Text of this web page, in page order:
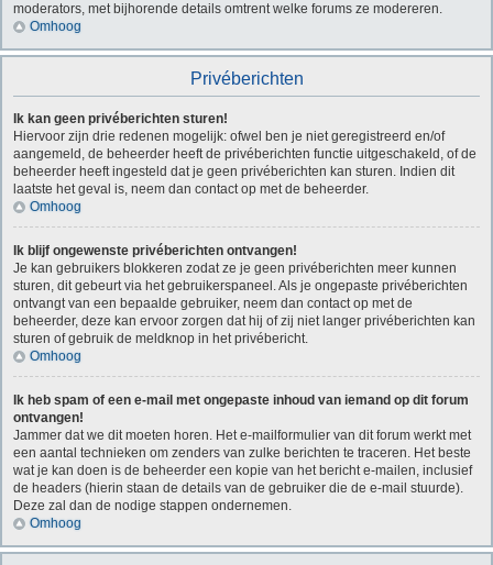
moderators, met bijhorende details omtrent welke forums ze modereren.
Omhoog
Privéberichten
Ik kan geen privéberichten sturen!
Hiervoor zijn drie redenen mogelijk: ofwel ben je niet geregistreerd en/of
aangemeld, de beheerder heeft de privéberichten functie uitgeschakeld, of de
beheerder heeft ingesteld dat je geen privéberichten kan sturen. Indien dit
laatste het geval is, neem dan contact op met de beheerder.
Omhoog
Ik blijf ongewenste privéberichten ontvangen!
Je kan gebruikers blokkeren zodat ze je geen privéberichten meer kunnen
sturen, dit gebeurt via het gebruikerspaneel. Als je ongepaste privéberichten
ontvangt van een bepaalde gebruiker, neem dan contact op met de
beheerder, deze kan ervoor zorgen dat hij of zij niet langer privéberichten kan
sturen of gebruik de meldknop in het privébericht.
Omhoog
Ik heb spam of een e-mail met ongepaste inhoud van iemand op dit forum
ontvangen!
Jammer dat we dit moeten horen. Het e-mailformulier van dit forum werkt met
een aantal technieken om zenders van zulke berichten te traceren. Het beste
wat je kan doen is de beheerder een kopie van het bericht e-mailen, inclusief
de headers (hierin staan de details van de gebruiker die de e-mail stuurde).
Deze zal dan de nodige stappen ondernemen.
Omhoog